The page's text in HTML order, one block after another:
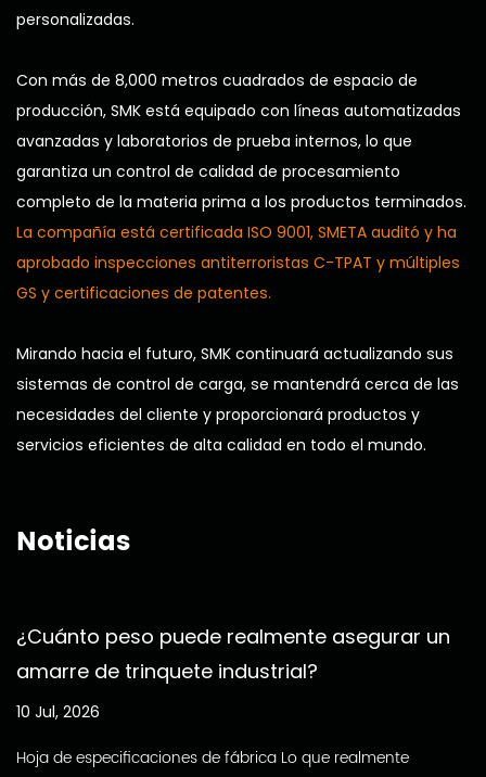
personalizadas.
Con más de 8,000 metros cuadrados de espacio de
producción, SMK está equipado con líneas automatizadas
avanzadas y laboratorios de prueba internos, lo que
garantiza un control de calidad de procesamiento
completo de la materia prima a los productos terminados.
La compañía está certificada ISO 9001, SMETA auditó y ha
aprobado inspecciones antiterroristas C-TPAT y múltiples
GS y certificaciones de patentes.
Mirando hacia el futuro, SMK continuará actualizando sus
sistemas de control de carga, se mantendrá cerca de las
necesidades del cliente y proporcionará productos y
servicios eficientes de alta calidad en todo el mundo.
Noticias
¿Cuánto peso puede realmente asegurar un
amarre de trinquete industrial?
10 Jul, 2026
Hoja de especificaciones de fábrica Lo que realmente